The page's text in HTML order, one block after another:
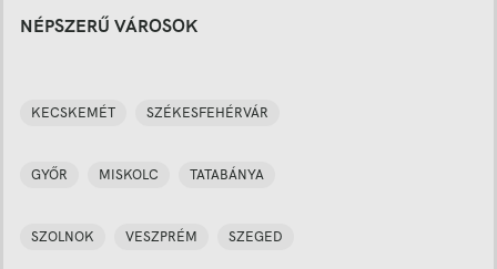
NÉPSZERŰ VÁROSOK
KECSKEMÉT SZÉKESFEHÉRVÁR
GYŐR MISKOLC TATABÁNYA
SZOLNOK VESZPRÉM SZEGED